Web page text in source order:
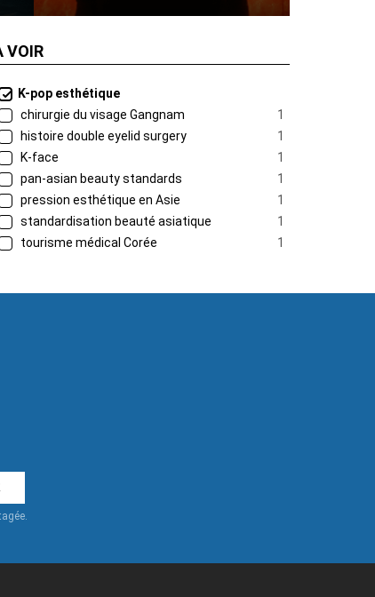
VOIR
K-pop esthétique
chirurgie du visage Gangnam
1
histoire double eyelid surgery
1
K-face
1
pan-asian beauty standards
1
pression esthétique en Asie
1
standardisation beauté asiatique
1
tourisme médical Corée
1